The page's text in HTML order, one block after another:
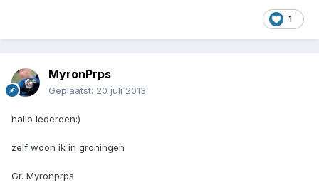
1
MyronPrps
Geplaatst: 20 juli 2013
hallo iedereen:)
zelf woon ik in groningen
Gr. Myronprps